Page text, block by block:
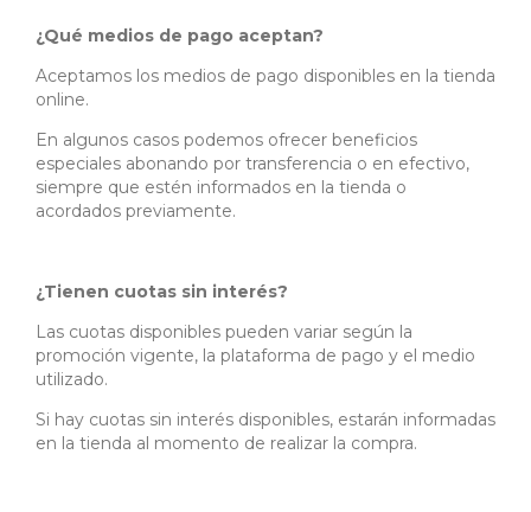
¿Qué medios de pago aceptan?
Aceptamos los medios de pago disponibles en la tienda
online.
En algunos casos podemos ofrecer beneficios
especiales abonando por transferencia o en efectivo,
siempre que estén informados en la tienda o
acordados previamente.
¿Tienen cuotas sin interés?
Las cuotas disponibles pueden variar según la
promoción vigente, la plataforma de pago y el medio
utilizado.
Si hay cuotas sin interés disponibles, estarán informadas
en la tienda al momento de realizar la compra.